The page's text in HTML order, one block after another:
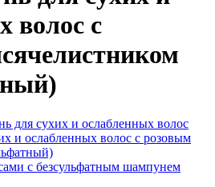
волос с